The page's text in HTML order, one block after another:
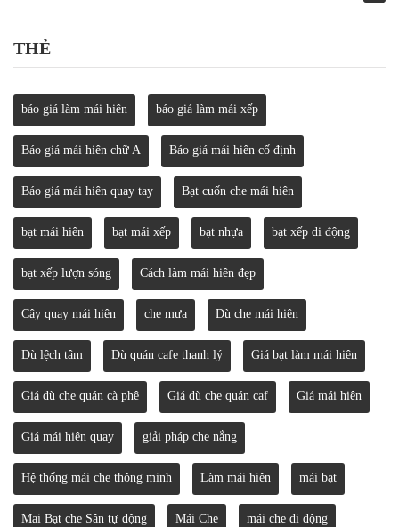
THẺ
báo giá làm mái hiên báo giá làm mái xếp
Báo giá mái hiên chữ A Báo giá mái hiên cố định
Báo giá mái hiên quay tay Bạt cuốn che mái hiên
bạt mái hiên bạt mái xếp bạt nhựa bạt xếp di động
bạt xếp lượn sóng Cách làm mái hiên đẹp
Cây quay mái hiên che mưa Dù che mái hiên
Dù lệch tâm Dù quán cafe thanh lý Giá bạt làm mái hiên
Giá dù che quán cà phê Giá dù che quán caf Giá mái hiên
Giá mái hiên quay giải pháp che nắng
Hệ thống mái che thông minh Làm mái hiên mái bạt
Mai Bạt che Sân tự động Mái Che mái che di động